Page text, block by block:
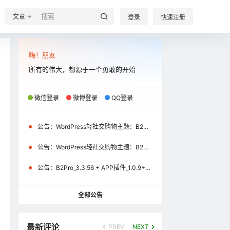
文章 登录 快速注册
嗨！朋友
所有的伟大，都源于一个勇敢的开始
微信登录 微博登录 QQ登录
公告： WordPress轻社交购物主题：B2Pro_3.8.2 + APP插件_1.2.1+uniapp源码_1.2.1（微信小程序\APP）更新通知
公告： WordPress轻社交购物主题：B2Pro_3.4.1 + APP插件_1.1.0+uniapp源码_1.1.0（微信小程序）更新通知
公告： B2Pro_3.3.56 + APP插件_1.0.9+uniapp源码_1.0.9更新公告
全部公告
最新评论 PREV NEXT